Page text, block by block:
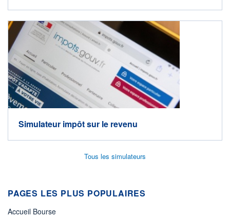
Simulateur impôt sur le revenu
Tous les simulateurs
PAGES LES PLUS POPULAIRES
Accueil Bourse